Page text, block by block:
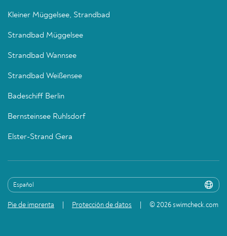
Kleiner Müggelsee, Strandbad
Strandbad Müggelsee
Strandbad Wannsee
Strandbad Weißensee
Badeschiff Berlin
Bernsteinsee Ruhlsdorf
Elster-Strand Gera
Pie de imprenta Protección de datos © 2026 swimcheck.com